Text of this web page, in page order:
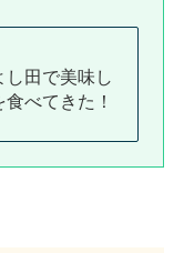
田で美味し
べてきた！